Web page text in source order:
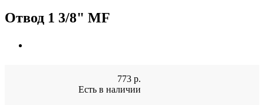
Отвод 1 3/8" MF
773 р.
Есть в наличии